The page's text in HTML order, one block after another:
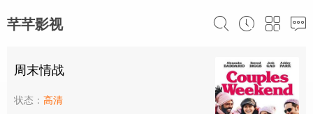
芊芊影视
周末情战
状态： 高清